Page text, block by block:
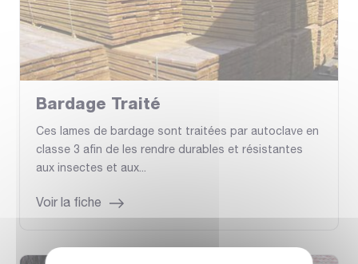
Bardage Traité
Ces lames de bardage sont traitées par autoclave en
classe 3 afin de les rendre durables et résistantes
aux insectes et aux...
Voir la fiche